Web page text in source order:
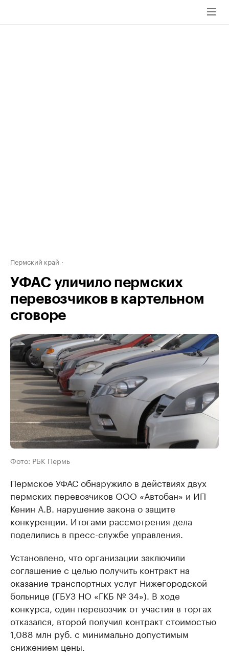
Пермский край
УФАС уличило пермских
перевозчиков в картельном
сговоре
Фото: РБК Пермь
Пермское УФАС обнаружило в действиях двух
пермских перевозчиков ООО «Автобан» и ИП
Кенин А.В. нарушение закона о защите
конкуренции. Итогами рассмотрения дела
поделились в пресс-службе управления.
Установлено, что организации заключили
соглашение с целью получить контракт на
оказание транспортных услуг Нижегородской
больнице (ГБУЗ НО «ГКБ № 34»). В ходе
конкурса, один перевозчик от участия в торгах
отказался, второй получил контракт стоимостью
1,088 млн руб. с минимально допустимым
снижением цены.